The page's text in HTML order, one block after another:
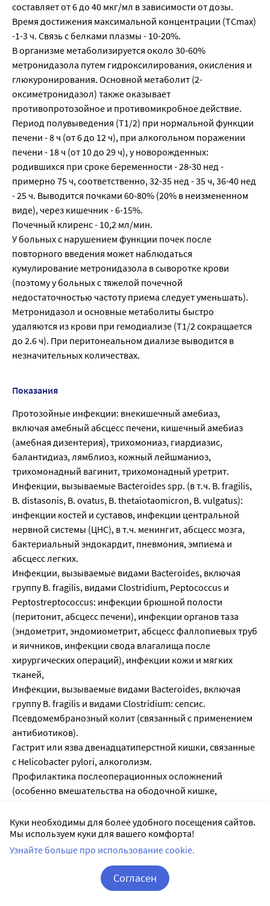
составляет от 6 до 40 мкг/мл в зависимости от дозы.
Время достижения максимальной концентрации (ТСmах)
-1-3 ч. Связь с белками плазмы - 10-20%.
В организме метаболизируется около 30-60%
метронидазола путем гидроксилирования, окисления и
глюкуронирования. Основной метаболит (2-
оксиметронидазол) также оказывает
противопротозойное и противомикробное действие.
Период полувыведения (Т1/2) при нормальной функции
печени - 8 ч (от 6 до 12 ч), при алкогольном поражении
печени - 18 ч (от 10 до 29 ч), у новорожденных:
родившихся при сроке беременности - 28-30 нед -
примерно 75 ч, соответственно, 32-35 нед - 35 ч, 36-40 нед
- 25 ч. Выводится почками 60-80% (20% в неизмененном
виде), через кишечник - 6-15%.
Почечный клиренс - 10,2 мл/мин.
У больных с нарушением функции почек после
повторного введения может наблюдаться
кумулирование метронидазола в сыворотке крови
(поэтому у больных с тяжелой почечной
недостаточностью частоту приема следует уменьшать).
Метронидазол и основные метаболиты быстро
удаляются из крови при гемодиализе (Т1/2 сокращается
до 2.6 ч). При перитонеальном диализе выводится в
незначительных количествах.
Показания
Протозойные инфекции: внекишечный амебиаз,
включая амебный абсцесс печени, кишечный амебиаз
(амебная дизентерия), трихомониаз, гиардиазис,
балантидиаз, лямблиоз, кожный лейшманиоз,
трихомонадный вагинит, трихомонадный уретрит.
Инфекции, вызываемые Bacteroides spp. (в т.ч. В. fragilis,
В. distasonis, В. ovatus, В. thetaiotaomicron, В. vulgatus):
инфекции костей и суставов, инфекции центральной
нервной системы (ЦНС), в т.ч. менингит, абсцесс мозга,
бактериальный эндокардит, пневмония, эмпиема и
абсцесс легких.
Инфекции, вызываемые видами Bacteroides, включая
группу В. fragilis, видами Clostridium, Peptococcus и
Peptostreptococcus: инфекции брюшной полости
(перитонит, абсцесс печени), инфекции органов таза
(эндометрит, эндомиометрит, абсцесс фаллопиевых труб
и яичников, инфекции свода влагалища после
хирургических операций), инфекции кожи и мягких
тканей,
Инфекции, вызываемые видами Bacteroides, включая
группу В. fragilis и видами Clostridium: сепсис.
Псевдомембранозный колит (связанный с применением
антибиотиков).
Гастрит или язва двенадцатиперстной кишки, связанные
с Helicobacter pylori, алкоголизм.
Профилактика послеоперационных осложнений
(особенно вмешательства на ободочной кишке,
гинекологические операции).
Лучевая терапия больных с опухолями - в качестве
радиосенсибилизирующего средства, в случаях, когда
резистентность опухоли обусловлена гипоксией в
Куки необходимы для более удобного посещения сайтов.
Мы используем куки для вашего комфорта!
Узнайте больше про использование cookie.
Согласен